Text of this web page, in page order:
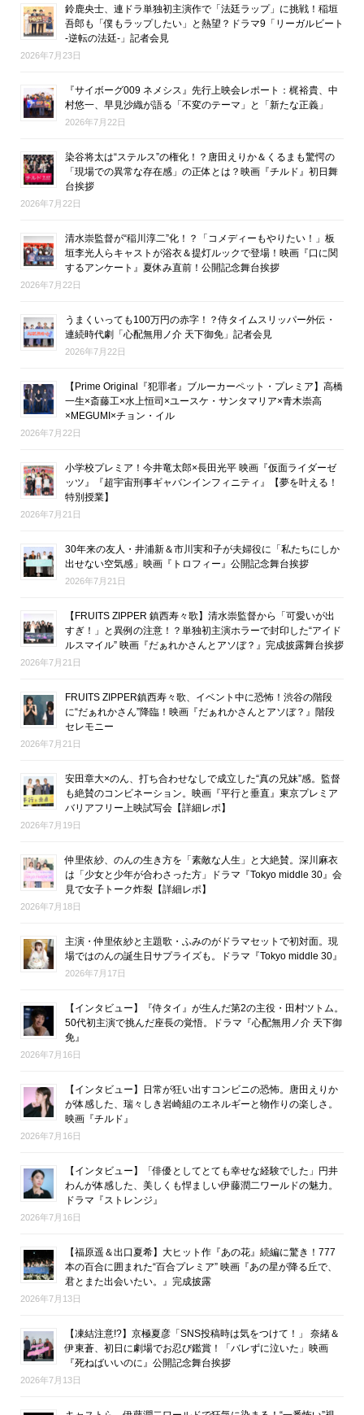
鈴鹿央士、連ドラ単独初主演作で「法廷ラップ」に挑戦！稲垣
吾郎も「僕もラップしたい」と熱望？ドラマ9「リーガルビート
-逆転の法廷-」記者会見
2026年7月23日
『サイボーグ009 ネメシス』先行上映会レポート：梶裕貴、中
村悠一、早見沙織が語る「不変のテーマ」と「新たな正義」
2026年7月22日
染谷将太は“ステルス”の権化！？唐田えりか＆くるまも驚愕の
「現場での異常な存在感」の正体とは？映画『チルド』初日舞
台挨拶
2026年7月22日
清水崇監督が“稲川淳二”化！？「コメディーもやりたい！」板
垣李光人らキャストが浴衣＆提灯ルックで登場！映画『口に関
するアンケート』夏休み直前！公開記念舞台挨拶
2026年7月22日
うまくいっても100万円の赤字！？侍タイムスリッパー外伝・
連続時代劇「心配無用ノ介 天下御免」記者会見
2026年7月22日
【Prime Original『犯罪者』ブルーカーペット・プレミア】高橋
一生×斎藤工×水上恒司×ユースケ・サンタマリア×青木崇高
×MEGUMI×チョン・イル
2026年7月22日
小学校プレミア！今井竜太郎×長田光平 映画『仮面ライダーゼ
ッツ』『超宇宙刑事ギャバンインフィニティ』【夢を叶える！
特別授業】
2026年7月21日
30年来の友人・井浦新＆市川実和子が夫婦役に「私たちにしか
出せない空気感」映画『トロフィー』公開記念舞台挨拶
2026年7月21日
【FRUITS ZIPPER 鎮西寿々歌】清水崇監督から「可愛いが出
すぎ！」と異例の注意！？単独初主演ホラーで封印した“アイド
ルスマイル” 映画『だぁれかさんとアソぼ？』完成披露舞台挨拶
2026年7月21日
FRUITS ZIPPER鎮西寿々歌、イベント中に恐怖！渋谷の階段
に“だぁれかさん”降臨！映画『だぁれかさんとアソぼ？』階段
セレモニー
2026年7月21日
安田章大×のん、打ち合わせなしで成立した“真の兄妹”感。監督
も絶賛のコンビネーション。映画『平行と垂直』東京プレミア
バリアフリー上映試写会【詳細レポ】
2026年7月19日
仲里依紗、のんの生き方を「素敵な人生」と大絶賛。深川麻衣
は「少女と少年が合わさった方」ドラマ『Tokyo middle 30』会
見で女子トーク炸裂【詳細レポ】
2026年7月18日
主演・仲里依紗と主題歌・ふみのがドラマセットで初対面。現
場ではのんの誕生日サプライズも。ドラマ『Tokyo middle 30』
2026年7月17日
【インタビュー】『侍タイ』が生んだ第2の主役・田村ツトム。
50代初主演で挑んだ座長の覚悟。ドラマ『心配無用ノ介 天下御
免』
2026年7月16日
【インタビュー】日常が狂い出すコンビニの恐怖。唐田えりか
が体感した、瑞々しき岩崎組のエネルギーと物作りの楽しさ。
映画『チルド』
2026年7月16日
【インタビュー】「俳優としてとても幸せな経験でした」円井
わんが体感した、美しくも悍ましい伊藤潤二ワールドの魅力。
ドラマ『ストレンジ』
2026年7月16日
【福原遥＆出口夏希】大ヒット作『あの花』続編に驚き！777
本の百合に囲まれた“百合プレミア” 映画『あの星が降る丘で、
君とまた出会いたい。』完成披露
2026年7月13日
【凍結注意!?】京極夏彦「SNS投稿時は気をつけて！」 奈緒＆
伊東蒼、初日に劇場でお忍び鑑賞！「バレずに泣いた」映画
『死ねばいいのに』公開記念舞台挨拶
2026年7月13日